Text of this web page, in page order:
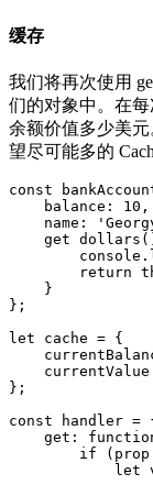
缓存
我们将再次使用
们的对象中。在每
余额价值多少美
望尽可能多的
const
    balance: 10,
name:
get
return
    }
};
let cache = {
};
const handler =
get:
if
let